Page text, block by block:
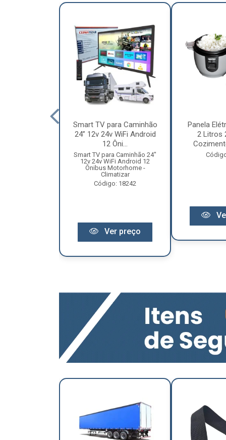
Smart TV para Caminhão
24” 12v 24v WiFi Android
12 Ôni...
Smart TV para Caminhão 24"
12v 24v WiFi Android 12
Ônibus Motorhome -
Climatizar
Código: 18242
Ver preço
Panela
2 Litros